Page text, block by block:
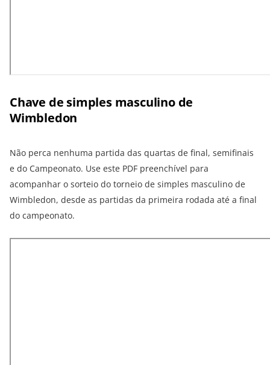
Chave de simples masculino de
Wimbledon
Não perca nenhuma partida das quartas de final, semifinais
e do Campeonato. Use este PDF preenchível para
acompanhar o sorteio do torneio de simples masculino de
Wimbledon, desde as partidas da primeira rodada até a final
do campeonato.